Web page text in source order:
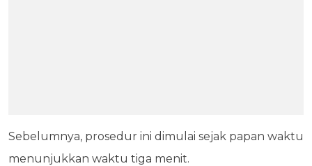
Sebelumnya, prosedur ini dimulai sejak papan waktu
menunjukkan waktu tiga menit.